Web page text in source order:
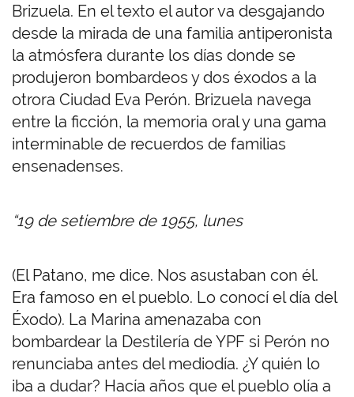
Brizuela. En el texto el autor va desgajando
desde la mirada de una familia antiperonista
la atmósfera durante los días donde se
produjeron bombardeos y dos éxodos a la
otrora Ciudad Eva Perón. Brizuela navega
entre la ficción, la memoria oral y una gama
interminable de recuerdos de familias
ensenadenses.
“19 de setiembre de 1955, lunes
(El Patano, me dice. Nos asustaban con él.
Era famoso en el pueblo. Lo conocí el día del
Éxodo). La Marina amenazaba con
bombardear la Destilería de YPF si Perón no
renunciaba antes del mediodía. ¿Y quién lo
iba a dudar? Hacía años que el pueblo olía a